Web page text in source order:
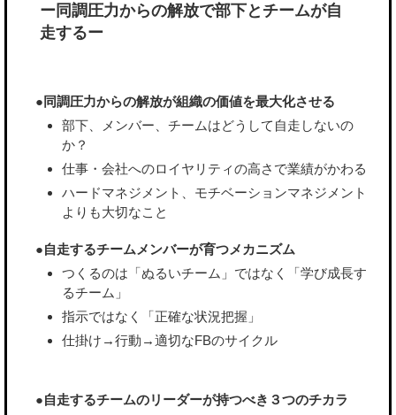
ー同調圧力からの解放で部下とチームが自
走するー
●同調圧力からの解放が組織の価値を最大化させる
部下、メンバー、チームはどうして自走しないの
か？
仕事・会社へのロイヤリティの高さで業績がかわる
ハードマネジメント、モチベーションマネジメント
よりも大切なこと
●自走するチームメンバーが育つメカニズム
つくるのは「ぬるいチーム」ではなく「学び成長す
るチーム」
指示ではなく「正確な状況把握」
仕掛け→行動→適切なFBのサイクル
●自走するチームのリーダーが持つべき３つのチカラ